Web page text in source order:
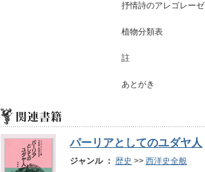
抒情詩のアレゴレーゼ
植物分類表
註
あとがき
パーリアとしてのユダヤ人
ジャンル ： 歴史 >> 西洋史全般